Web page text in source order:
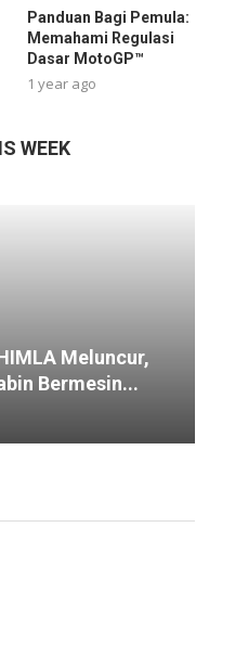
Panduan Bagi Pemula:
Memahami Regulasi
Dasar MotoGP™
1 year ago
WEEK
Meluncur,
Bermesin...